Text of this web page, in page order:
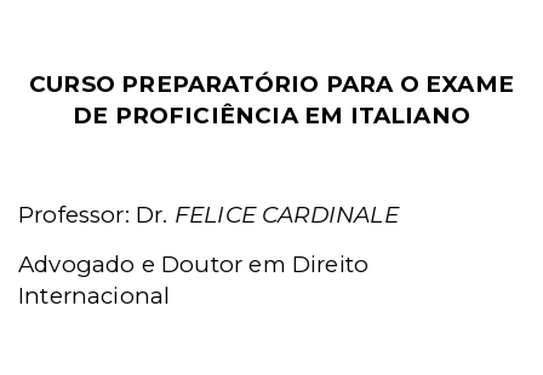
CURSO PREPARATÓRIO PARA O EXAME
DE PROFICIÊNCIA EM ITALIANO
Professor: Dr. FELICE CARDINALE
Advogado e Doutor em Direito
Internacional